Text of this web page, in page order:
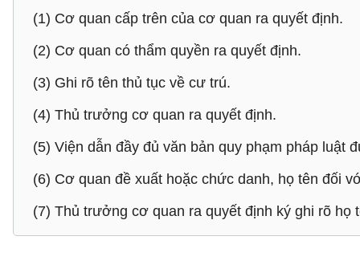
(1) Cơ quan cấp trên của cơ quan ra quyết định.
(2) Cơ quan có thẩm quyền ra quyết định.
(3) Ghi rõ tên thủ tục về cư trú.
(4) Thủ trưởng cơ quan ra quyết định.
(5) Viện dẫn đầy đủ văn bản quy phạm pháp luật
(6) Cơ quan đề xuất hoặc chức danh, họ tên đối
(7) Thủ trưởng cơ quan ra quyết định ký ghi rõ